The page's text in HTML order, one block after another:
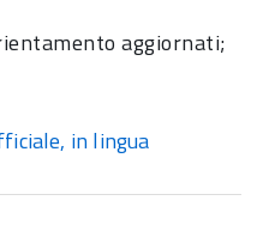
aggiornati;
in lingua